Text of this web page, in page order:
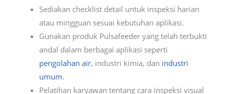
Sediakan checklist detail untuk inspeksi harian
atau mingguan sesuai kebutuhan aplikasi.
Gunakan produk Pulsafeeder yang telah terbukti
andal dalam berbagai aplikasi seperti
pengolahan air, industri kimia, dan industri
umum.
Pelatihan karyawan tentang cara inspeksi visual